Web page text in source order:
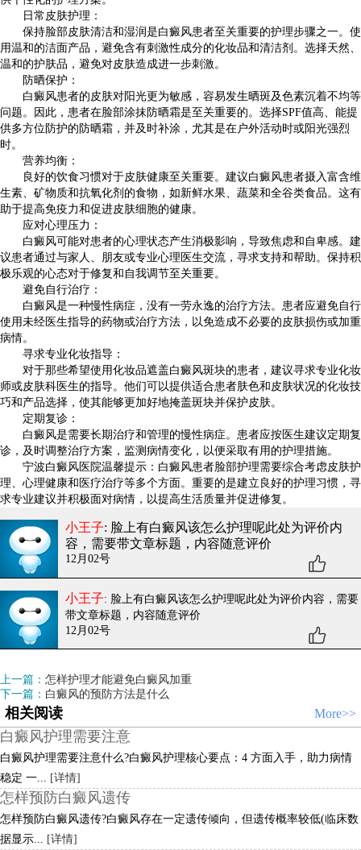
日常皮肤护理：
保持脸部皮肤清洁和湿润是白癜风患者至关重要的护理步骤之一。使
用温和的洁面产品，避免含有刺激性成分的化妆品和清洁剂。选择天然、
温和的护肤品，避免对皮肤造成进一步刺激。
防晒保护：
白癜风患者的皮肤对阳光更为敏感，容易发生晒斑及色素沉着不均等
问题。因此，患者在脸部涂抹防晒霜是至关重要的。选择SPF值高、能提
供多方位防护的防晒霜，并及时补涂，尤其是在户外活动时或阳光强烈
时。
营养均衡：
良好的饮食习惯对于皮肤健康至关重要。建议白癜风患者摄入富含维
生素、矿物质和抗氧化剂的食物，如新鲜水果、蔬菜和全谷类食品。这有
助于提高免疫力和促进皮肤细胞的健康。
应对心理压力：
白癜风可能对患者的心理状态产生消极影响，导致焦虑和自卑感。建
议患者通过与家人、朋友或专业心理医生交流，寻求支持和帮助。保持积
极乐观的心态对于修复和自我调节至关重要。
避免自行治疗：
白癜风是一种慢性病症，没有一劳永逸的治疗方法。患者应避免自行
使用未经医生指导的药物或治疗方法，以免造成不必要的皮肤损伤或加重
病情。
寻求专业化妆指导：
对于那些希望使用化妆品遮盖白癜风斑块的患者，建议寻求专业化妆
师或皮肤科医生的指导。他们可以提供适合患者肤色和皮肤状况的化妆技
巧和产品选择，使其能够更加好地掩盖斑块并保护皮肤。
定期复诊：
白癜风是需要长期治疗和管理的慢性病症。患者应按医生建议定期复
诊，及时调整治疗方案，监测病情变化，以便采取有用的护理措施。
宁波白癜风医院温馨提示：白癜风患者脸部护理需要综合考虑皮肤护
理、心理健康和医疗治疗等多个方面。重要的是建立良好的护理习惯，寻
求专业建议并积极面对病情，以提高生活质量并促进修复。
小王子: 脸上有白癜风该怎么护理呢此处为评价内
容，需要带文章标题，内容随意评价
12月02号
小王子: 脸上有白癜风该怎么护理呢此处为评价内容，需要
带文章标题，内容随意评价
12月02号
上一篇： 怎样护理才能避免白癜风加重
下一篇： 白癜风的预防方法是什么
相关阅读 More>>
白癜风护理需要注意
白癜风护理需要注意什么?白癜风护理核心要点：4 方面入手，助力病情
稳定 一... [详情]
怎样预防白癜风遗传
怎样预防白癜风遗传?白癜风存在一定遗传倾向，但遗传概率较低(临床数
据显示... [详情]